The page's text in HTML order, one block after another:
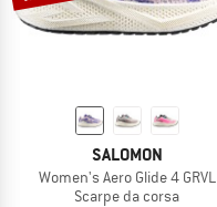
SALOMON
Women's Aero Glide 4 GRVL
Scarpe da corsa